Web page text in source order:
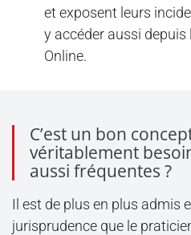
et exposent leurs
y accéder aussi
Online.
C’est un bon
véritablement
aussi fréquentes ?
Il est de plus en plus admis
jurisprudence que le